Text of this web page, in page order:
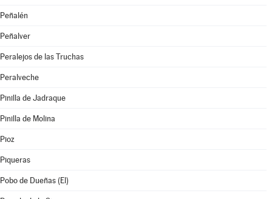
Peñalén
Peñalver
Peralejos de las Truchas
Peralveche
Pinilla de Jadraque
Pinilla de Molina
Pioz
Piqueras
Pobo de Dueñas (El)